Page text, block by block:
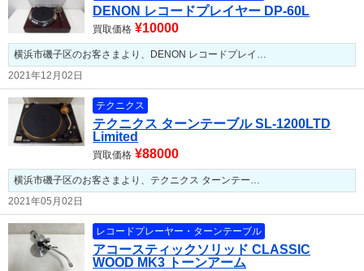
DENON レコードプレイヤー DP-60L
買取価格 ¥10000
横浜市磯子区のお客さまより、DENON レコードプレイ…
2021年12月02日
テクニクス
テクニクス ターンテーブル SL-1200LTD
Limited
買取価格 ¥88000
横浜市磯子区のお客さまより、テクニクス ターンテー…
2021年05月02日
レコードプレーヤー・ターンテーブル
アコースティックソリッド CLASSIC
WOOD MK3 トーンアーム